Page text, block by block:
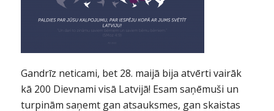
Gandrīz neticami, bet 28. maijā bija atvērti vairāk
kā 200 Dievnami visā Latvijā! Esam saņēmuši un
turpinām saņemt gan atsauksmes, gan skaistas